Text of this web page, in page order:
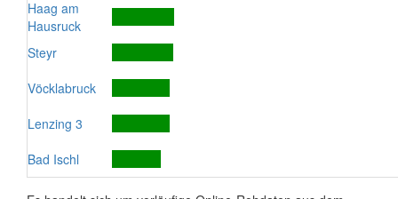
Haag am
Hausruck
Steyr
Vöcklabruck
Lenzing 3
Bad Ischl